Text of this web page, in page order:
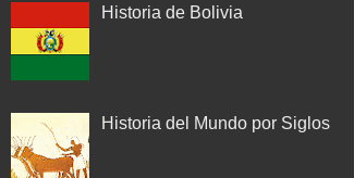
Historia de Bolivia
Historia del Mundo por Siglos